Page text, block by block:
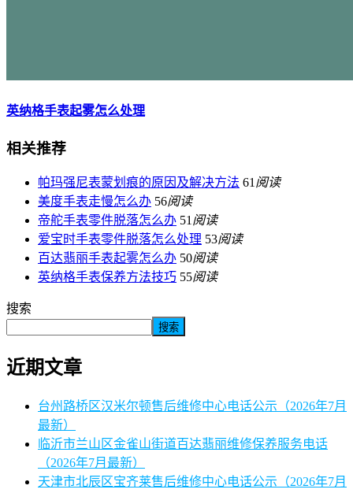
英纳格手表起雾怎么处理
相关推荐
帕玛强尼表蒙划痕的原因及解决方法 61 阅读
美度手表走慢怎么办 56阅读
帝舵手表零件脱落怎么办 51 阅读
爱宝时手表零件脱落怎么处理 53阅读
百达翡丽手表起雾怎么办 50阅读
英纳格手表保养方法技巧 55阅读
搜索
搜索
近期文章
台州路桥区汉米尔顿售后维修中心电话公示（2026年7月
最新）
临沂市兰山区金雀山街道百达翡丽维修保养服务电话
（2026年7月最新）
天津市北辰区宝齐莱售后维修中心电话公示（2026年7月